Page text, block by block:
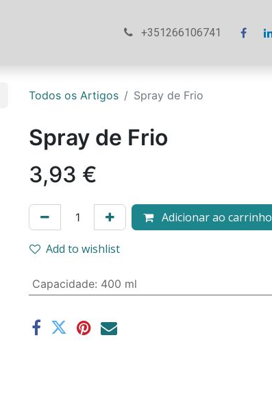
+351266106741
Todos os Artigos Spray de Frio
Spray de Frio
3,93 €
Adicionar ao carrinho
Add to wishlist
Capacidade: 400 ml